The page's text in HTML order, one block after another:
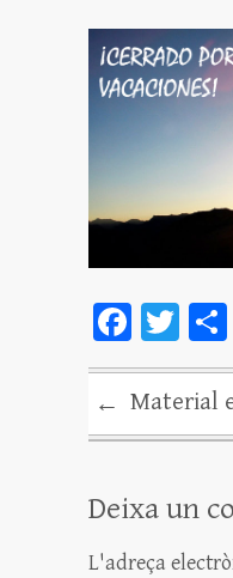
Fa
ce
bo
ok
T
wi
tt
er
← Material
Deixa un
L'adreça